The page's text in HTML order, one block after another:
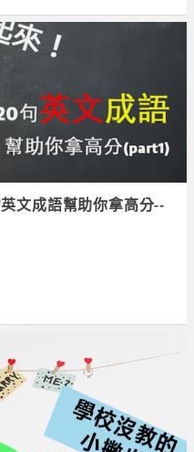
文成語幫助你拿高分--